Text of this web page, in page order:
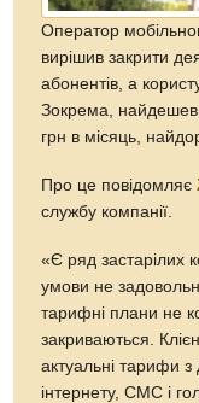
Оператор
вирішив закрити
абонентів, а
Зокрема,
грн в місяць,
Про це повідомляє
службу компанії.
«Є ряд застарілих
умови не
тарифні плани не
закриваються.
актуальні тарифи з
інтернету, СМС і